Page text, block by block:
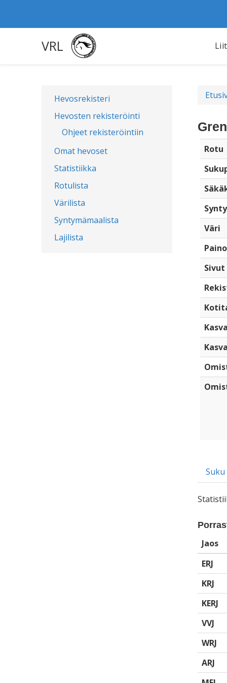
VRL
Hevosrekisteri
Hevosten rekisteröinti
Ohjeet rekisteröintiin
Omat hevoset
Statistiikka
Rotulista
Värilista
Syntymämaalista
Lajilista
Rotu
Väri
Sivut
Suku
Jaos
ERJ
KRJ
KERJ
VVJ
WRJ
ARJ